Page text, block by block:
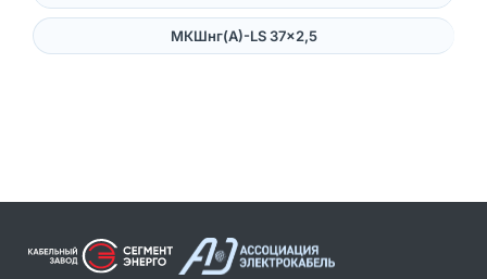
МКШнг(А)-LS 37×2,5